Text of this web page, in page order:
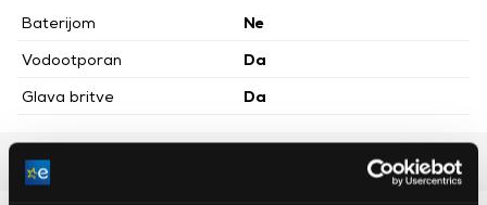
Baterijom
Ne
Vodootporan
Da
Glava britve
Da
Detaljan opis